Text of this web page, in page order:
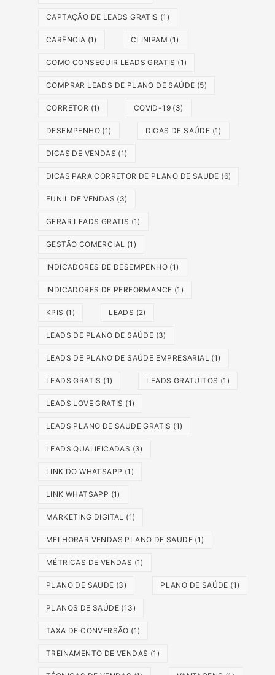
CAPTAÇÃO DE LEADS GRATIS (1)
CARÊNCIA (1) CLINIPAM (1)
COMO CONSEGUIR LEADS GRATIS (1)
COMPRAR LEADS DE PLANO DE SAÚDE (5)
CORRETOR (1) COVID-19 (3)
DESEMPENHO (1) DICAS DE SAÚDE (1)
DICAS DE VENDAS (1)
DICAS PARA CORRETOR DE PLANO DE SAUDE (6)
FUNIL DE VENDAS (3)
GERAR LEADS GRATIS (1)
GESTÃO COMERCIAL (1)
INDICADORES DE DESEMPENHO (1)
INDICADORES DE PERFORMANCE (1)
KPIS (1) LEADS (2)
LEADS DE PLANO DE SAÚDE (3)
LEADS DE PLANO DE SAÚDE EMPRESARIAL (1)
LEADS GRATIS (1) LEADS GRATUITOS (1)
LEADS LOVE GRATIS (1)
LEADS PLANO DE SAUDE GRATIS (1)
LEADS QUALIFICADAS (3)
LINK DO WHATSAPP (1)
LINK WHATSAPP (1)
MARKETING DIGITAL (1)
MELHORAR VENDAS PLANO DE SAUDE (1)
MÉTRICAS DE VENDAS (1)
PLANO DE SAUDE (3) PLANO DE SAÚDE (1)
PLANOS DE SAÚDE (13)
TAXA DE CONVERSÃO (1)
TREINAMENTO DE VENDAS (1)